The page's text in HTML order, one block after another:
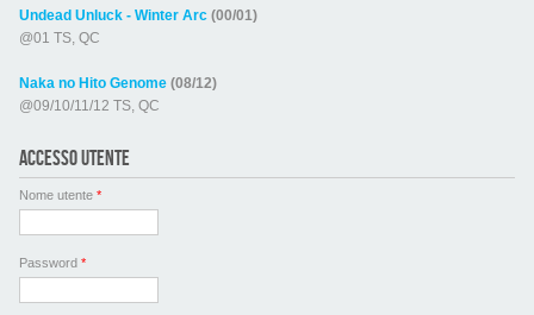
Undead Unluck - Winter Arc (00/01)
@01 TS, QC
Naka no Hito Genome (08/12)
@09/10/11/12 TS, QC
ACCESSO UTENTE
Nome utente *
Password *